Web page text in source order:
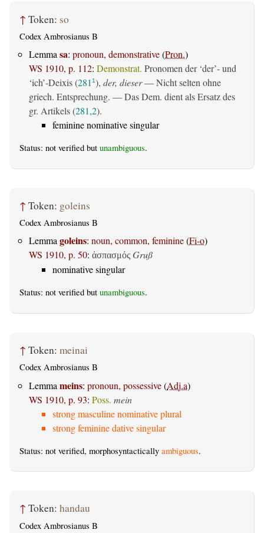
↑ Token: so
Codex Ambrosianus B
Lemma sa: pronoun, demonstrative(Pron.)
WS 1910, p. 112: Demonstrat. Pronomen der ‘der’- und
‘ich’-Deixis (281 1), der, dieser— Nicht selten ohne
griech. Entsprechung. — Das Dem. dient als Ersatz des
gr. Artikels (281,2).
feminine nominative singular
Status: not verified but unambiguous.
↑ Token: goleins
Codex Ambrosianus B
Lemmagoleins: noun, common, feminine(Fi-o)
WS 1910, p. 50: ἀσπασμός Gruß
nominative singular
Status: not verified but unambiguous.
↑ Token: meinai
Codex Ambrosianus B
Lemma meins: pronoun, possessive(Adj.a)
WS 1910, p. 93: Poss. mein
strong masculine nominative plural
strong feminine dative singular
Status: not verified, morphosyntactically ambiguous.
↑ Token: handau
Codex Ambrosianus B